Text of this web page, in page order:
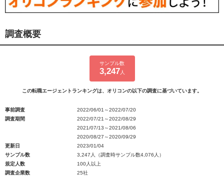
調査概要
サンプル数
3,247 人
この転職エージェントランキングは、オリコンの以下の調査に基づいています。
事前調査
2022/06/01～2022/07/20
調査期間
2022/07/21～2022/08/29
2021/07/13～2021/08/06
2020/08/27～2020/09/29
更新日
2023/01/04
サンプル数
3,247人（調査時サンプル数4,076人）
規定人数
100人以上
調査企業数
25社